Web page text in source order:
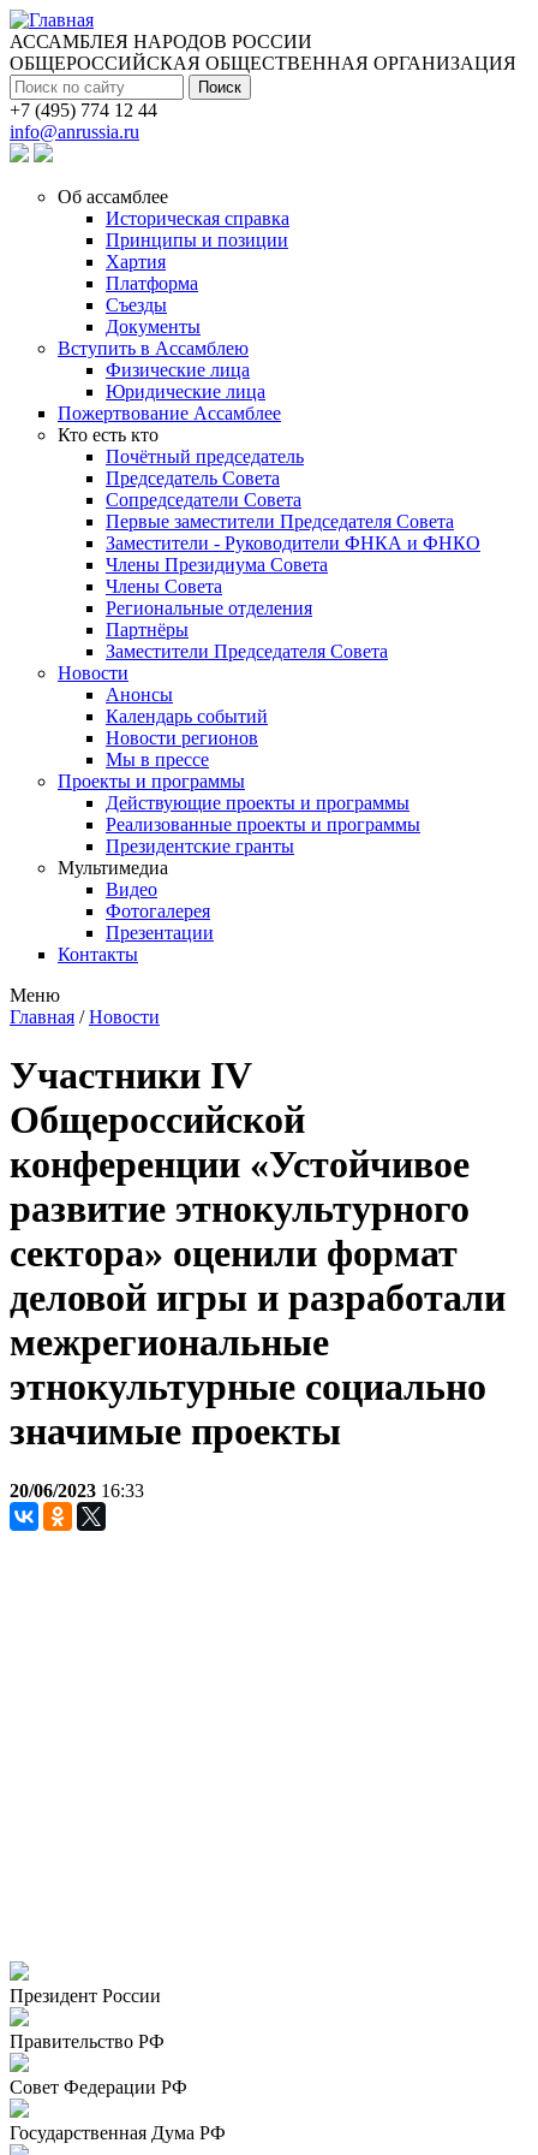
Перейти к основному содержанию
АССАМБЛЕЯ НАРОДОВ РОССИИ
ОБЩЕРОССИЙСКАЯ ОБЩЕСТВЕННАЯ ОРГАНИЗАЦИЯ
Поиск
+7 (495) 774 12 44
info@anrussia.ru
Об ассамблее
Историческая справка
Принципы и позиции
Хартия
Платформа
Съезды
Документы
Вступить в Ассамблею
Физические лица
Юридические лица
Пожертвование Ассамблее
Кто есть кто
Почётный председатель
Председатель Совета
Сопредседатели Совета
Первые заместители Председателя Совета
Заместители - Руководители ФНКА и ФНКО
Члены Президиума Совета
Члены Совета
Региональные отделения
Партнёры
Заместители Председателя Совета
Новости
Анонсы
Календарь событий
Новости регионов
Мы в прессе
Проекты и программы
Действующие проекты и программы
Реализованные проекты и программы
Президентские гранты
Мультимедиа
Видео
Фотогалерея
Презентации
Контакты
Меню
Главная /Новости
Участники IV
Общероссийской
конференции «Устойчивое
развитие этнокультурного
сектора» оценили формат
деловой игры и разработали
межрегиональные
этнокультурные социально
значимые проекты
20/06/2023 16:33
Президент России
Правительство РФ
Совет Федерации РФ
Государственная Дума РФ